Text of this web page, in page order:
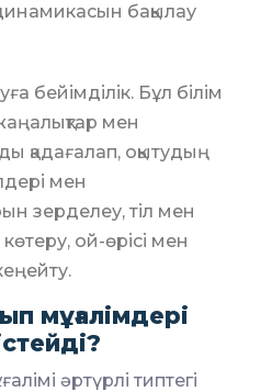
бақылау
бейімділік. Бұл білім
мен
қадағалап, оқытудың
мен
зерделеу, тіл мен
ой-өрісі мен
мұғалімдері
әртүрлі типтегі